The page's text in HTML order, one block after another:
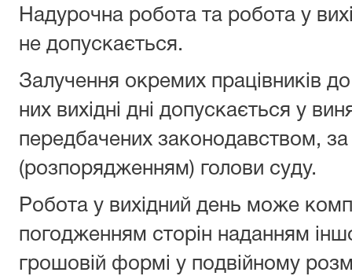
Надурочна робота та робота у
не допускається.
Залучення окремих працівників
них вихідні дні допускається у
передбачених законодавством,
(розпорядженням) голови суду.
Робота у вихідний день може
погодженням сторін наданням
грошовій формі у подвійному